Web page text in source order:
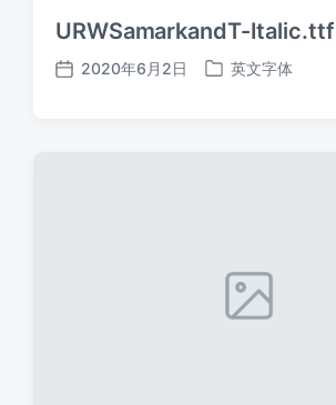
URWSamarkandT-Italic.ttf
发
2020年6月2日
发
英文字体